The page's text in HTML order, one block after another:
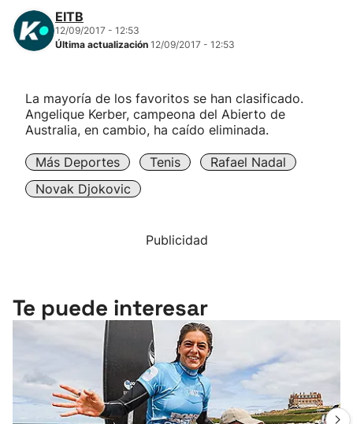
Kirolak 360
Carreras de montaña
Más deportes
EITB
12/09/2017 - 12:53
Última actualización 12/09/2017 - 12:53
La mayoría de los favoritos se han clasificado.
Angelique Kerber, campeona del Abierto de
Australia, en cambio, ha caído eliminada.
Más Deportes Tenis
Rafael Nadal
Novak Djokovic
Publicidad
Te puede interesar